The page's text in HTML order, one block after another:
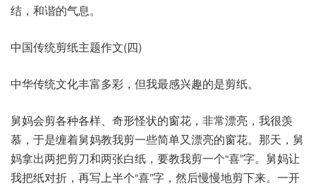
结，和谐的气息。
中国传统剪纸主题作文(四)
中华传统文化丰富多彩，但我最感兴趣的是剪纸。
舅妈会剪各种各样、奇形怪状的窗花，非常漂亮，我很羡
慕，于是缠着舅妈教我剪一些简单又漂亮的窗花。那天，舅
妈拿出两把剪刀和两张白纸，要教我剪一个“喜”字。舅妈让
我把纸对折，再写上半个“喜”字，然后慢慢地剪下来。一开